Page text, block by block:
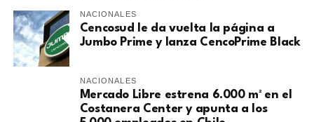
NACIONALES
Cencosud le da vuelta la página a
Jumbo Prime y lanza CencoPrime Black
NACIONALES
Mercado Libre estrena 6.000 m² en el
Costanera Center y apunta a los